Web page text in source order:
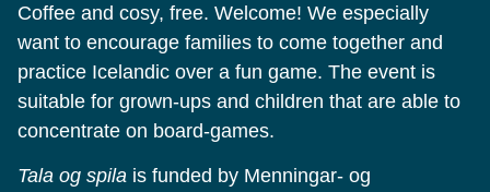
Coffee and cosy, free. Welcome! We especially
want to encourage families to come together and
practice Icelandic over a fun game. The event is
suitable for grown-ups and children that are able to
concentrate on board-games.
Tala og spila is funded by Menningar- og